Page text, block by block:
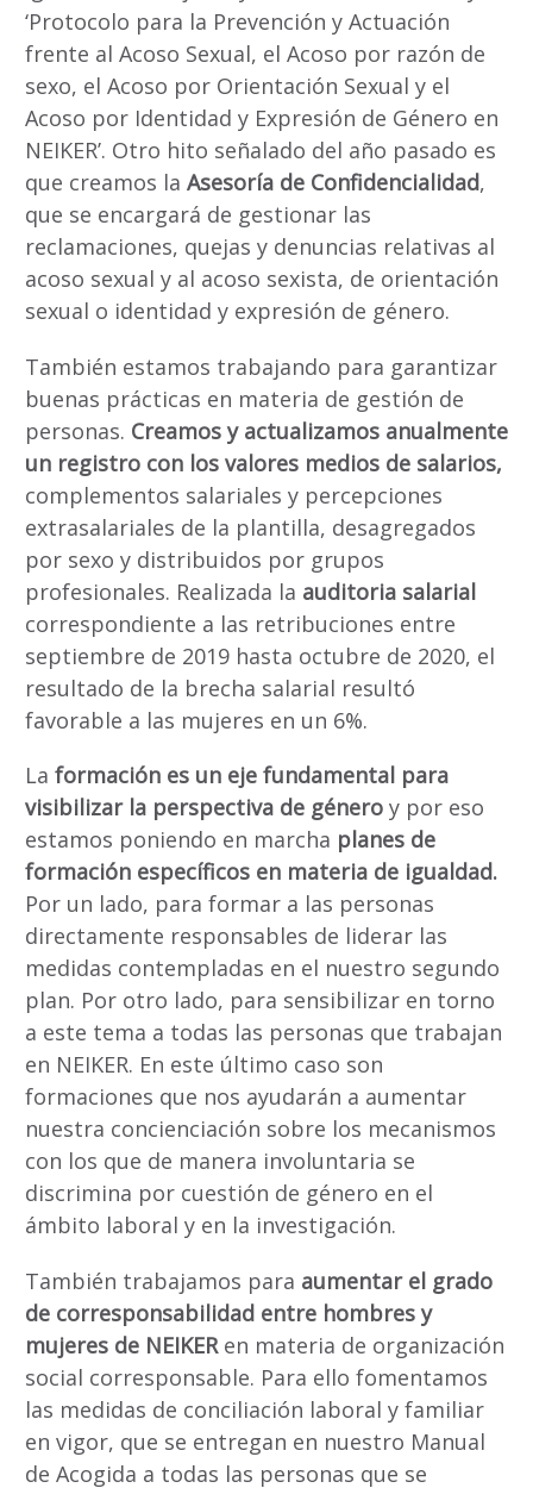
‘Protocolo para la Prevención y Actuación
frente al Acoso Sexual, el Acoso por razón de
sexo, el Acoso por Orientación Sexual y el
Acoso por Identidad y Expresión de Género en
NEIKER’. Otro hito señalado del año pasado es
que creamos la Asesoría de Confidencialidad,
que se encargará de gestionar las
reclamaciones, quejas y denuncias relativas al
acoso sexual y al acoso sexista, de orientación
sexual o identidad y expresión de género.
También estamos trabajando para garantizar
buenas prácticas en materia de gestión de
personas. Creamos y actualizamos anualmente
un registro con los valores medios de salarios,
complementos salariales y percepciones
extrasalariales de la plantilla, desagregados
por sexo y distribuidos por grupos
profesionales. Realizada la auditoria salarial
correspondiente a las retribuciones entre
septiembre de 2019 hasta octubre de 2020, el
resultado de la brecha salarial resultó
favorable a las mujeres en un 6%.
La formación es un eje fundamental para
visibilizar la perspectiva de género y por eso
estamos poniendo en marcha planes de
formación específicos en materia de igualdad.
Por un lado, para formar a las personas
directamente responsables de liderar las
medidas contempladas en el nuestro segundo
plan. Por otro lado, para sensibilizar en torno
a este tema a todas las personas que trabajan
en NEIKER. En este último caso son
formaciones que nos ayudarán a aumentar
nuestra concienciación sobre los mecanismos
con los que de manera involuntaria se
discrimina por cuestión de género en el
ámbito laboral y en la investigación.
También trabajamos para aumentar el grado
de corresponsabilidad entre hombres y
mujeres de NEIKERen materia de organización
social corresponsable. Para ello fomentamos
las medidas de conciliación laboral y familiar
en vigor, que se entregan en nuestro Manual
de Acogida a todas las personas que se